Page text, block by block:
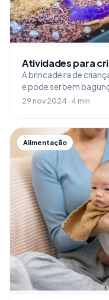
Atividades para
A brincadeira de
e pode ser bem
29 nov 2024 · 4 min
Alimentação